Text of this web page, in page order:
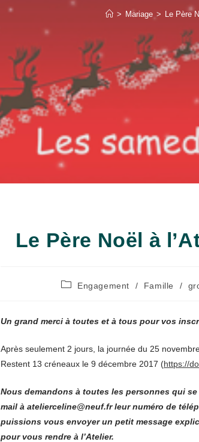
> Mariage > Le Père
Le Père Noël à
PostEngagement / Famille /
Un grand merci à toutes et à tous pour vos
Après seulement 2 jours, la journée du 25
Restent 13 créneaux le 9 décembre 2017 (https://
Nous demandons à toutes les personnes qui
mail à atelierceline@neuf.fr leur numéro de
puissions vous envoyer un petit message
pour vous rendre à l’Atelier.